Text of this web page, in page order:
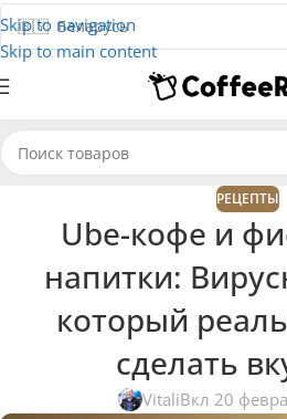
Skip to navigation
Skip to main content
РЕЦЕПТЫ
Ube-кофе и
напитки:
который
сделать
VitaliВкл 20